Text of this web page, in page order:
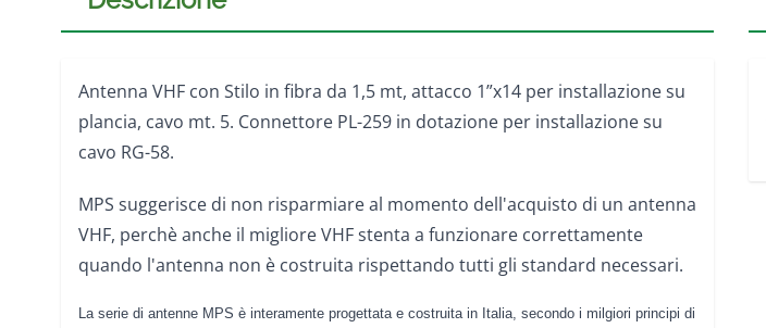
Antenna VHF con Stilo in fibra da 1,5 mt, attacco 1”x14 per installazione su
plancia, cavo mt. 5. Connettore PL-259 in dotazione per installazione su
cavo RG-58.
MPS suggerisce di non risparmiare al momento dell'acquisto di un antenna
VHF, perchè anche il migliore VHF stenta a funzionare correttamente
quando l'antenna non è costruita rispettando tutti gli standard necessari.
La serie di antenne MPS è interamente progettata e costruita in Italia, secondo i milgiori principi di